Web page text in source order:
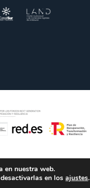
en nuestra web.
en losajustes.